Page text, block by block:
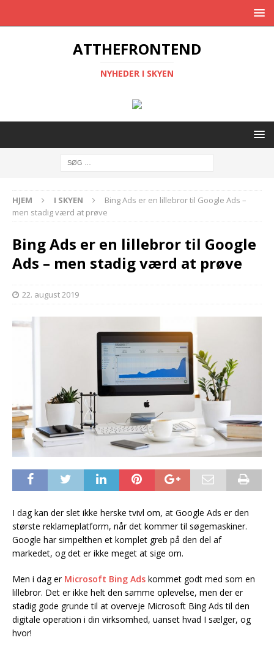
ATTHEFRONTEND
NYHEDER I SKYEN
HJEM I SKYEN
Bing Ads er en lillebror til Google Ads –
men stadig værd at prøve
Bing Ads er en lillebror til Google
Ads – men stadig værd at prøve
22. august 2019
I dag kan der slet ikke herske tvivl om, at Google Ads er den
største reklameplatform, når det kommer til søgemaskiner.
Google har simpelthen et komplet greb på den del af
markedet, og det er ikke meget at sige om.
Men i dag er Microsoft Bing Ads kommet godt med som en
lillebror. Det er ikke helt den samme oplevelse, men der er
stadig gode grunde til at overveje Microsoft Bing Ads til den
digitale operation i din virksomhed, uanset hvad I sælger, og
hvor!